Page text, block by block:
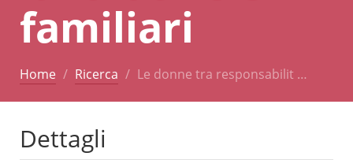
familiari
Home Ricerca Le donne tra responsabilit …
Dettagli